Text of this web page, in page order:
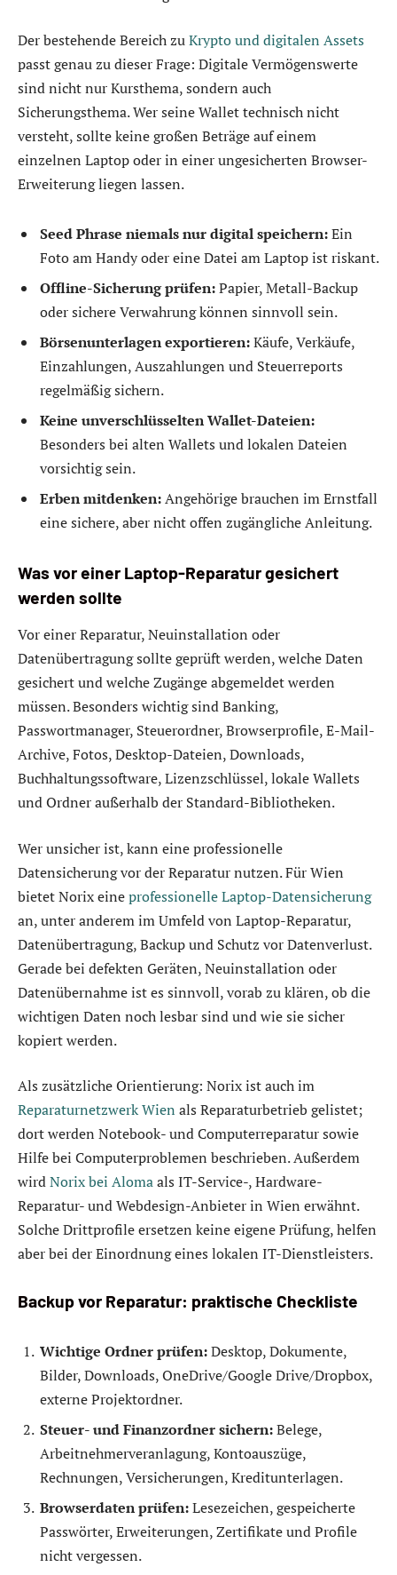
Der bestehende Bereich zuKrypto und digitalen Assets
passt genau zu dieser Frage: Digitale Vermögenswerte
sind nicht nur Kursthema, sondern auch
Sicherungsthema. Wer seine Wallet technisch nicht
versteht, sollte keine großen Beträge auf einem
einzelnen Laptop oder in einer ungesicherten Browser-
Erweiterung liegen lassen.
Seed Phrase niemals nur digital speichern:Ein
Foto am Handy oder eine Datei am Laptop ist riskant.
Offline-Sicherung prüfen:Papier, Metall-Backup
oder sichere Verwahrung können sinnvoll sein.
Börsenunterlagen exportieren:Käufe, Verkäufe,
Einzahlungen, Auszahlungen und Steuerreports
regelmäßig sichern.
Keine unverschlüsselten Wallet-Dateien:
Besonders bei alten Wallets und lokalen Dateien
vorsichtig sein.
Erben mitdenken:Angehörige brauchen im Ernstfall
eine sichere, aber nicht offen zugängliche Anleitung.
Was vor einer Laptop-Reparatur gesichert
werden sollte
Vor einer Reparatur, Neuinstallation oder
Datenübertragung sollte geprüft werden, welche Daten
gesichert und welche Zugänge abgemeldet werden
müssen. Besonders wichtig sind Banking,
Passwortmanager, Steuerordner, Browserprofile, E-Mail-
Archive, Fotos, Desktop-Dateien, Downloads,
Buchhaltungssoftware, Lizenzschlüssel, lokale Wallets
und Ordner außerhalb der Standard-Bibliotheken.
Wer unsicher ist, kann eine professionelle
Datensicherung vor der Reparatur nutzen. Für Wien
bietet Norix eineprofessionelle Laptop-Datensicherung
an, unter anderem im Umfeld von Laptop-Reparatur,
Datenübertragung, Backup und Schutz vor Datenverlust.
Gerade bei defekten Geräten, Neuinstallation oder
Datenübernahme ist es sinnvoll, vorab zu klären, ob die
wichtigen Daten noch lesbar sind und wie sie sicher
kopiert werden.
Als zusätzliche Orientierung: Norix ist auch im
Reparaturnetzwerk Wien als Reparaturbetrieb gelistet;
dort werden Notebook- und Computerreparatur sowie
Hilfe bei Computerproblemen beschrieben. Außerdem
wirdNorix bei Alomaals IT-Service-, Hardware-
Reparatur- und Webdesign-Anbieter in Wien erwähnt.
Solche Drittprofile ersetzen keine eigene Prüfung, helfen
aber bei der Einordnung eines lokalen IT-Dienstleisters.
Backup vor Reparatur: praktische Checkliste
Wichtige Ordner prüfen:Desktop, Dokumente,
Bilder, Downloads, OneDrive/Google Drive/Dropbox,
externe Projektordner.
Steuer- und Finanzordner sichern:Belege,
Arbeitnehmerveranlagung, Kontoauszüge,
Rechnungen, Versicherungen, Kreditunterlagen.
Browserdaten prüfen:Lesezeichen, gespeicherte
Passwörter, Erweiterungen, Zertifikate und Profile
nicht vergessen.